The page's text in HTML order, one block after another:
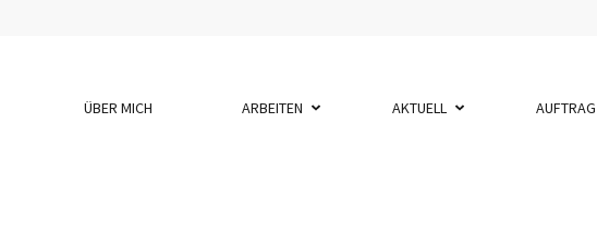
ÜBER MICH ARBEITEN AKTUELL AUFTRAG